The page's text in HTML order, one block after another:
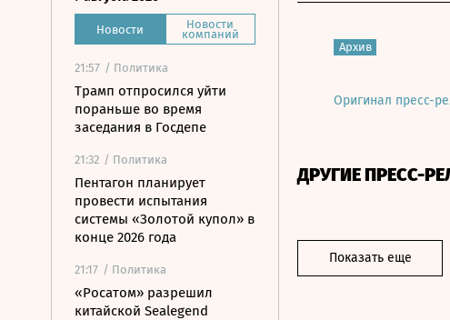
Новости Новости
компаний
21:57 / Политика
Трамп отпросился уйти
пораньше во время
заседания в Госдепе
21:32 / Политика
Пентагон планирует
провести испытания
системы «Золотой купол» в
конце 2026 года
21:17 / Политика
«Росатом» разрешил
китайской Sealegend
Архив
Оригинал пресс-
ДРУГИЕ ПРЕСС-
Показать еще